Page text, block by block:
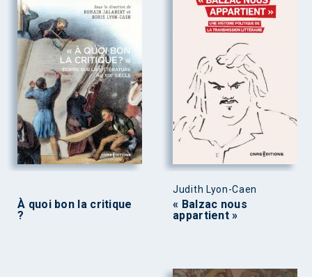
À quoi bon la critique
?
Judith Lyon-Caen
« Balzac nous
appartient »